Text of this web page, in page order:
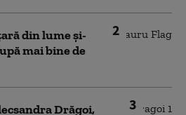
2
din lume și-
mai bine de
3
Drăgoi,